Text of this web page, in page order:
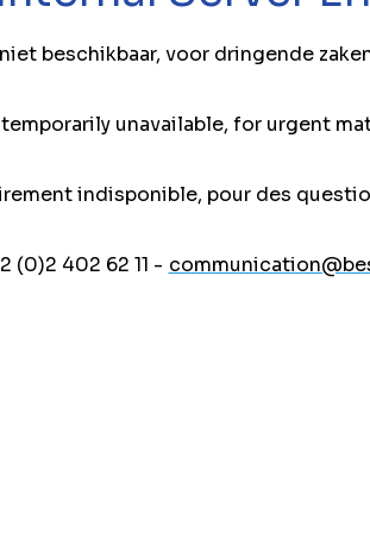
beschikbaar, voor dringende
unavailable, for urgent
indisponible, pour des
(0)2 402 62 11 -